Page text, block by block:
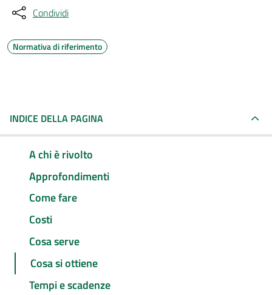
Condividi
Normativa di riferimento
INDICE DELLA PAGINA
A chi è rivolto
Approfondimenti
Come fare
Costi
Cosa serve
Cosa si ottiene
Tempi e scadenze